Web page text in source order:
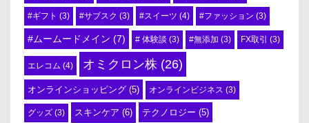
#ギフト (3) #サブスク (3) #スイーツ (4) #ファッション (3)
#ムームードメイン (7) # 体験談 (3) #無添加 (3) FX取引 (3)
エレコム (4) オミクロン株 (26)
オンラインショッピング (5) オンラインビジネス (3)
グッズ (3) スキンケア (6) テクノロジー (5)